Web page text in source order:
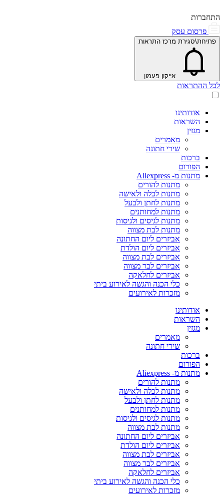
התחברות
פרסום עסק
פתיחת\סגירת מרכז התראות
אייקון פעמון
לכל ההתראות
אודותינו
השראות
מגזין
מאמרים
שירי חתונה
ברכות
הפורום
מתנות מ- Aliexpress
מתנות להורים
מתנות לכלה ולאישה
מתנות לחתן ולבעל
מתנות למחותנים
מתנות לגיסים ולגיסות
מתנות לבת מצווה
אביזרים ליום החתונה
אביזרים ליום הולדת
אביזרים לבת מצווה
אביזרים לבר מצווה
אביזרים לחלאקה
כלי הכנה והגשה לאירוע ביתי
מזכרות לאירועים
אודותינו
השראות
מגזין
מאמרים
שירי חתונה
ברכות
הפורום
מתנות מ- Aliexpress
מתנות להורים
מתנות לכלה ולאישה
מתנות לחתן ולבעל
מתנות למחותנים
מתנות לגיסים ולגיסות
מתנות לבת מצווה
אביזרים ליום החתונה
אביזרים ליום הולדת
אביזרים לבת מצווה
אביזרים לבר מצווה
אביזרים לחלאקה
כלי הכנה והגשה לאירוע ביתי
מזכרות לאירועים